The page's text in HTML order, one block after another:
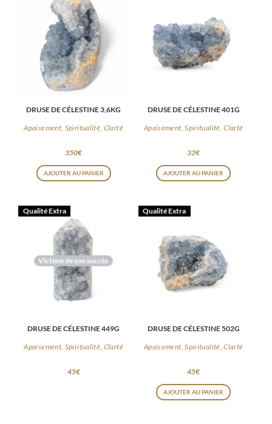
DRUSE DE CÉLESTINE 3,6KG
Apaisement, Spiritualité, Clarté
350€
AJOUTER AU PANIER
DRUSE DE CÉLESTINE 401G
Apaisement, Spiritualité, Clarté
32€
AJOUTER AU PANIER
Victime de son succès
Qualité Extra
DRUSE DE CÉLESTINE 449G
Apaisement, Spiritualité, Clarté
45€
Qualité Extra
DRUSE DE CÉLESTINE 502G
Apaisement, Spiritualité, Clarté
45€
AJOUTER AU PANIER